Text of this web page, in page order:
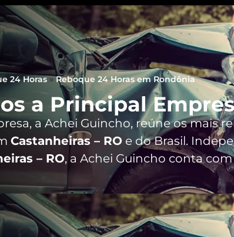
24 Horas»Reboque 24 Horas em Rondônia
a Principal
aAchei Guincho, reúne os mais
Castanheiras – RO e do Brasil.
– RO, a Achei Guincho conta